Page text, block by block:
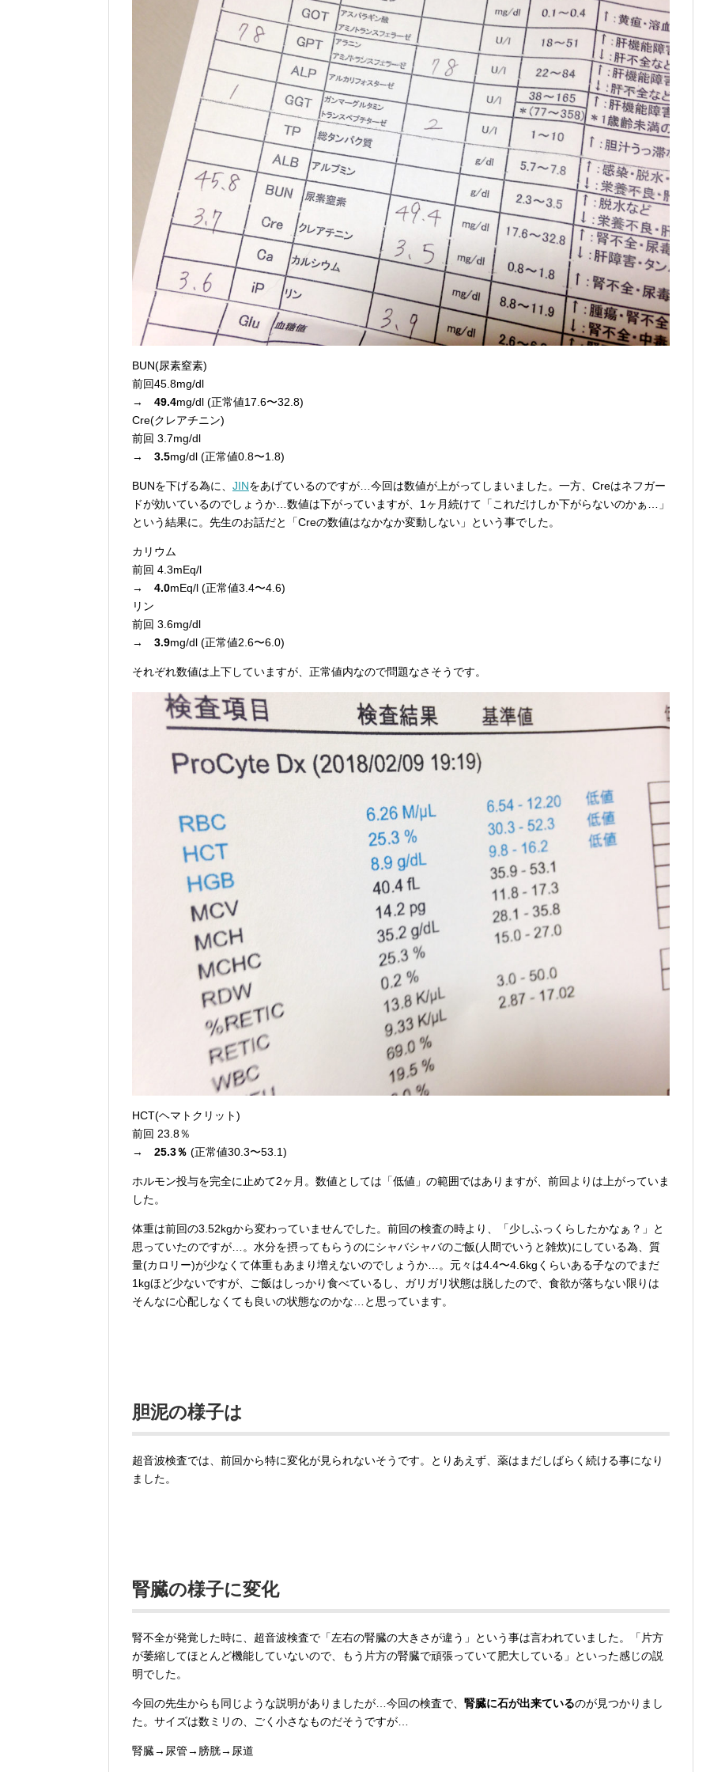
BUN(尿素窒素)
前回45.8mg/dl
→ 49.4mg/dl (正常値17.6〜32.8)
Cre(クレアチニン)
前回 3.7mg/dl
→ 3.5mg/dl (正常値0.8〜1.8)
BUNを下げる為に、 JINをあげているのですが…今回は数値が上がってしまいました。一方、Creはネフガー
ドが効いているのでしょうか…数値は下がっていますが、1ヶ月続けて「これだけしか下がらないのかぁ…」
という結果に。先生のお話だと「Creの数値はなかなか変動しない」という事でした。
カリウム
前回 4.3mEq/l
→ 4.0mEq/l (正常値3.4〜4.6)
リン
前回 3.6mg/dl
→ 3.9mg/dl (正常値2.6〜6.0)
それぞれ数値は上下していますが、正常値内なので問題なさそうです。
HCT(ヘマトクリット)
前回 23.8％
→ 25.3％ (正常値30.3〜53.1)
ホルモン投与を完全に止めて2ヶ月。数値としては「低値」の範囲ではありますが、前回よりは上がっていま
した。
体重は前回の3.52kgから変わっていませんでした。前回の検査の時より、「少しふっくらしたかなぁ？」と
思っていたのですが…。水分を摂ってもらうのにシャバシャバのご飯(人間でいうと雑炊)にしている為、質
量(カロリー)が少なくて体重もあまり増えないのでしょうか…。元々は4.4〜4.6kgくらいある子なのでまだ
1kgほど少ないですが、ご飯はしっかり食べているし、ガリガリ状態は脱したので、食欲が落ちない限りは
そんなに心配しなくても良いの状態なのかな…と思っています。
胆泥の様子は
超音波検査では、前回から特に変化が見られないそうです。とりあえず、薬はまだしばらく続ける事になり
ました。
腎臓の様子に変化
腎不全が発覚した時に、超音波検査で「左右の腎臓の大きさが違う」という事は言われていました。「片方
が萎縮してほとんど機能していないので、もう片方の腎臓で頑張っていて肥大している」といった感じの説
明でした。
今回の先生からも同じような説明がありましたが…今回の検査で、 腎臓に石が出来ているのが見つかりまし
た。サイズは数ミリの、ごく小さなものだそうですが…
腎臓→尿管→膀胱→尿道